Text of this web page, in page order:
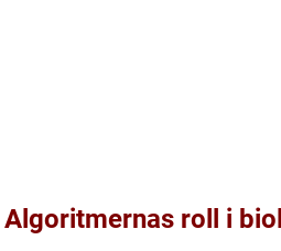
Algoritmernas roll i